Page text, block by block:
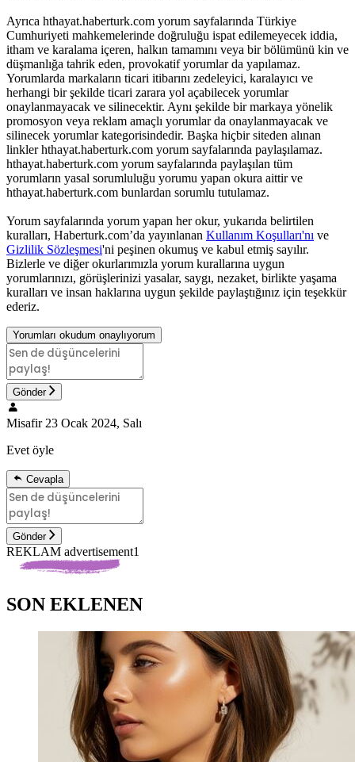
Ayrıca hthayat.haberturk.com yorum sayfalarında Türkiye
Cumhuriyeti mahkemelerinde doğruluğu ispat edilemeyecek iddia,
itham ve karalama içeren, halkın tamamını veya bir bölümünü kin ve
düşmanlığa tahrik eden, provokatif yorumlar da yapılamaz.
Yorumlarda markaların ticari itibarını zedeleyici, karalayıcı ve
herhangi bir şekilde ticari zarara yol açabilecek yorumlar
onaylanmayacak ve silinecektir. Aynı şekilde bir markaya yönelik
promosyon veya reklam amaçlı yorumlar da onaylanmayacak ve
silinecek yorumlar kategorisindedir. Başka hiçbir siteden alınan
linkler hthayat.haberturk.com yorum sayfalarında paylaşılamaz.
hthayat.haberturk.com yorum sayfalarında paylaşılan tüm
yorumların yasal sorumluluğu yorumu yapan okura aittir ve
hthayat.haberturk.com bunlardan sorumlu tutulamaz.
Yorum sayfalarında yorum yapan her okur, yukarıda belirtilen
kuralları, Haberturk.com’da yayınlanan Kullanım Koşulları'nı ve
Gizlilik Sözleşmesi'ni peşinen okumuş ve kabul etmiş sayılır.
Bizlerle ve diğer okurlarımızla yorum kurallarına uygun
yorumlarınızı, görüşlerinizi yasalar, saygı, nezaket, birlikte yaşama
kuralları ve insan haklarına uygun şekilde paylaştığınız için teşekkür
ederiz.
Yorumları okudum onaylıyorum
Gönder
Misafir 23 Ocak 2024, Salı
Evet öyle
Cevapla
Gönder
REKLAM advertisement1
SON EKLENEN